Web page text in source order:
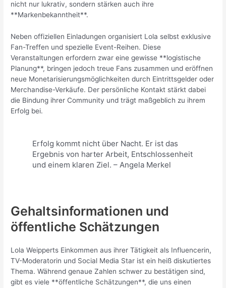
nicht nur lukrativ, sondern stärken auch ihre
**Markenbekanntheit**.
Neben offiziellen Einladungen organisiert Lola selbst exklusive
Fan-Treffen und spezielle Event-Reihen. Diese
Veranstaltungen erfordern zwar eine gewisse **logistische
Planung**, bringen jedoch treue Fans zusammen und eröffnen
neue Monetarisierungsmöglichkeiten durch Eintrittsgelder oder
Merchandise-Verkäufe. Der persönliche Kontakt stärkt dabei
die Bindung ihrer Community und trägt maßgeblich zu ihrem
Erfolg bei.
Erfolg kommt nicht über Nacht. Er ist das
Ergebnis von harter Arbeit, Entschlossenheit
und einem klaren Ziel. – Angela Merkel
Gehaltsinformationen und
öffentliche Schätzungen
Lola Weipperts Einkommen aus ihrer Tätigkeit als Influencerin,
TV-Moderatorin und Social Media Star ist ein heiß diskutiertes
Thema. Während genaue Zahlen schwer zu bestätigen sind,
gibt es viele **öffentliche Schätzungen**, die uns einen